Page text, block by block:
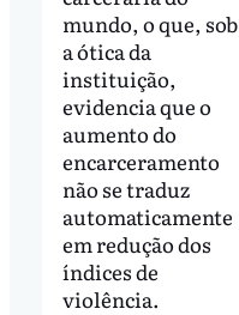
mundo, o que, sob
a ótica da
instituição,
evidencia que o
aumento do
encarceramento
não se traduz
automaticamente
em redução dos
índices de
violência.